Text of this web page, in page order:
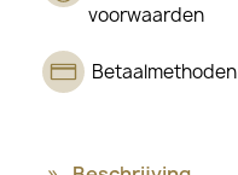
voorwaarden
Betaalmethoden